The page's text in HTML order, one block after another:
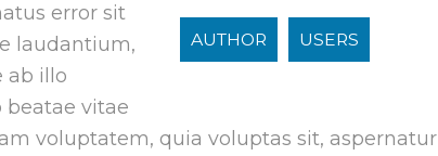
AUTHOR USERS
error sit
laudantium,
ab illo
vitae
voluptatem, quia voluptas sit, aspernatur